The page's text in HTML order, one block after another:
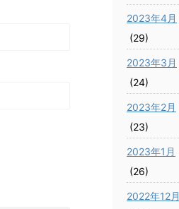
2023年4月
(29)
2023年3月
(24)
2023年2月
(23)
2023年1月
(26)
2022年12月